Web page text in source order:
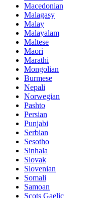
Macedonian
Malagasy
Malay
Malayalam
Maltese
Maori
Marathi
Mongolian
Burmese
Nepali
Norwegian
Pashto
Persian
Punjabi
Serbian
Sesotho
Sinhala
Slovak
Slovenian
Somali
Samoan
Scots Gaelic